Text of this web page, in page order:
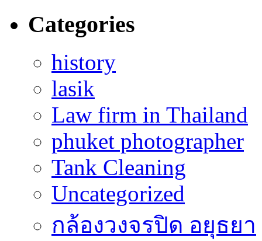
Categories
history
lasik
Law firm in Thailand
phuket photographer
Tank Cleaning
Uncategorized
กล้องวงจรปิด อยุธยา